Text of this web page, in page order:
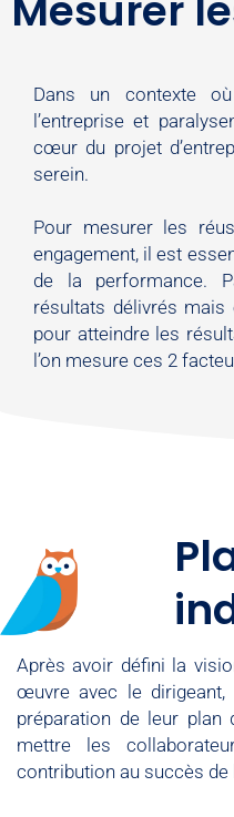
Dans un contexte
l’entreprise et
cœur du projet
serein.
Pour mesurer les
engagement, il est
de la performance.
résultats délivrés
pour atteindre les
l’on mesure ces 2
Après avoir défini la
œuvre avec le dirigeant,
préparation de leur plan
mettre les
contribution au succès de